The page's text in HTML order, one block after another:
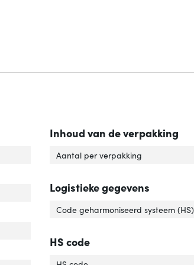
Inhoud van de verpakking
Aantal per verpakking
Logistieke gegevens
Code geharmoniseerd systeem (HS)
HS code